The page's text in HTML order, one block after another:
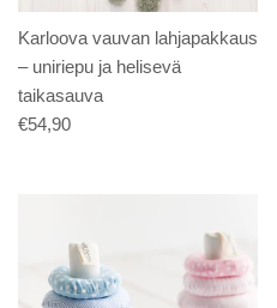
Karloova vauvan lahjapakkaus
– uniriepu ja helisevä
taikasauva
€54,90